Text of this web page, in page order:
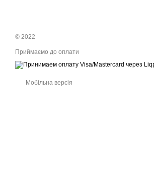
© 2022
Приймаємо до оплати
Мобільна версія